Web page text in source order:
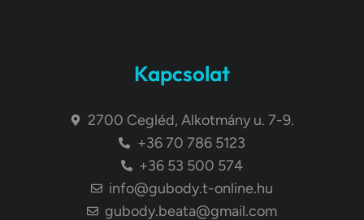
Kapcsolat
2700 Cegléd, Alkotmány u. 7-9.
+36 70 786 5123
+36 53 500 574
info@gubody.t-online.hu
gubody.beata@gmail.com